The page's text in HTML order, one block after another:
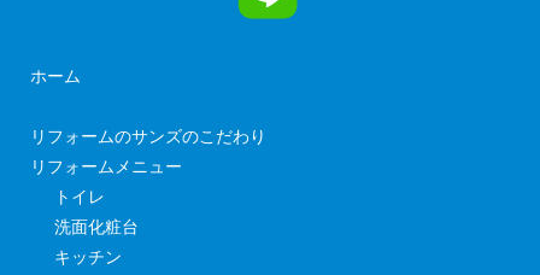
ホーム
リフォームのサンズのこだわり
リフォームメニュー
トイレ
洗面化粧台
キッチン